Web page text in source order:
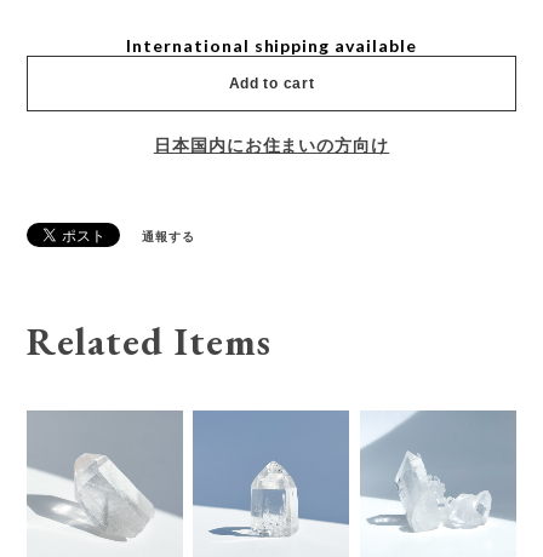
International shipping available
Add to cart
日本国内にお住まいの方向け
通報する
Related Items